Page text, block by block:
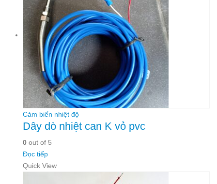
Cảm biến nhiệt độ
Dây dò nhiệt can K vỏ pvc
0 out of 5
Đọc tiếp
Quick View